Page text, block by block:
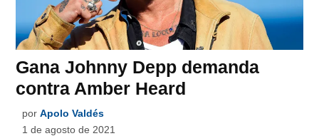
Gana Johnny Depp demanda
contra Amber Heard
por Apolo Valdés
1 de agosto de 2021